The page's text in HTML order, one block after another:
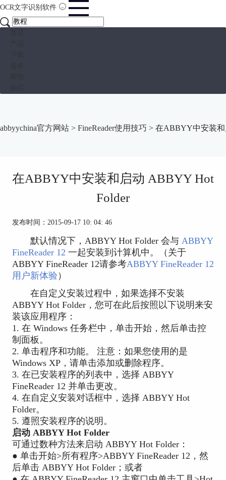
OCR文字识别软件
abbyychina官方网站 > FineReader使用技巧 > 在ABBYY中安装
在ABBYY中安装和启动 ABBYY Hot
Folder
发布时间：2015-09-17 10: 04: 46
默认情况下，ABBYY Hot Folder 会与 ABBYY
FineReader 12 一起安装到计算机中。（关于
ABBYY FineReader 12请参考ABBYY FineReader 12
用户新体验 ）
在自定义安装过程中，如果选择不安装
ABBYY Hot Folder，您可在此后按照以下说明来安
装该应用程序：
1. 在 Windows 任务栏中，单击开始，然后单击控
制面板。
2. 单击程序和功能。 注意：如果您使用的是
Windows XP，请单击添加或删除程序。
3. 在已安装程序的列表中，选择 ABBYY
FineReader 12 并单击更改。
4. 在自定义安装对话框中，选择 ABBYY Hot
Folder。
5. 遵照安装程序的说明。
启动 ABBYY Hot Folder
可通过数种方法来启动 ABBYY Hot Folder：
● 单击开始>所有程序>ABBYY FineReader 12，然
后单击 ABBYY Hot Folder；或者